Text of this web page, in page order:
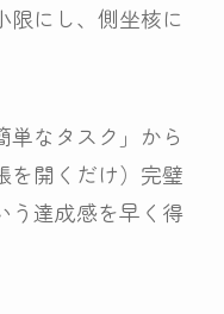
限にし、側坐核に
単なタスク」から
を開くだけ）完璧
う達成感を早く得